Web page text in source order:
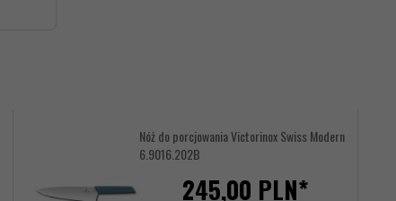
Nóż do porcjowania Victorinox Swiss Modern
6.9016.202B
245,00 PLN*